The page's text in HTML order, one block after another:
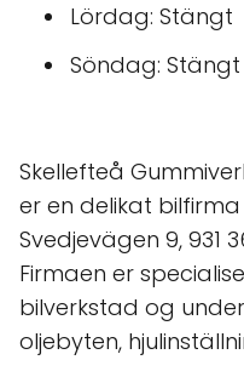
Lördag: Stängt
Söndag: Stängt
Skellefteå
er en delikat
Svedjevägen 9, 931
Firmaen er
bilverkstad og
oljebyten,